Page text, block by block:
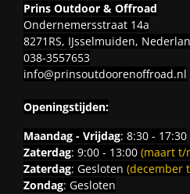
Prins Outdoor & Offroad
Ondernemersstraat 14a
8271RS, IJsselmuiden,
038-3557653
info@prinsoutdoorenoffroad.nl
Openingstijden:
Maandag - Vrijdag: 8:30 - 17:30
Zaterdag: 9:00 - 13:00 (maart t/
Zaterdag: Gesloten (december
Zondag: Gesloten